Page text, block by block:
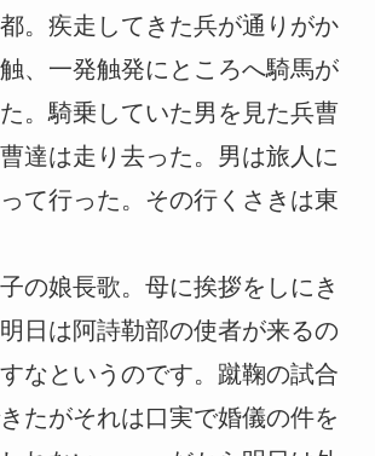
。疾走してきた兵が通りがか
、一発触発にところへ騎馬が
。騎乗していた男を見た兵曹
達は走り去った。男は旅人に
て行った。その行くさきは東
の娘長歌。母に挨拶をしにき
日は阿詩勒部の使者が来るの
なというのです。蹴鞠の試合
たがそれは口実で婚儀の件を